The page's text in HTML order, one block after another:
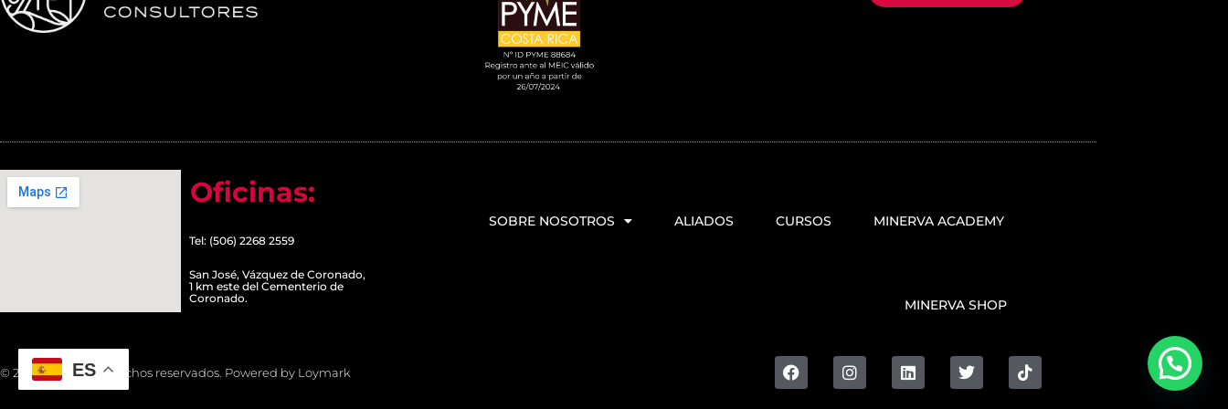
Oficinas:
Tel: (506) 2268 2559
San José, Vázquez de Coronado,
1 km este del Cementerio de
Coronado.
SOBRE NOSOTROS ALIADOS CURSOS MINERVA ACADEMY
MINERVA SHOP
© 2022 Todos los derechos reservados. Powered by Loymark
ES